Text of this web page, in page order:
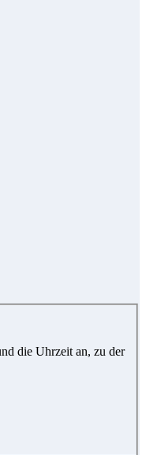
die Uhrzeit an, zu der